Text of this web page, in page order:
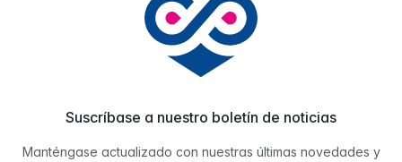
Suscríbase a nuestro boletín de noticias
Manténgase actualizado con nuestras últimas novedades y